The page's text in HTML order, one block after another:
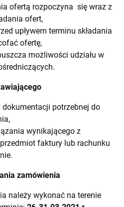
ofertą rozpoczyna się wraz z
ofert,
upływem terminu składania
ofertę,
możliwości udziału w
dokumentacji potrzebnej do
wynikającego z
faktury lub rachunku
zamówienia
należy wykonać na terenie